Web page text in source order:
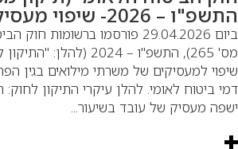
– 2026- שיפוי מעסיק בשיעור 20%
ביום 29.04.2026 פורסמו ברשומות
מס' 265), התשפ"ו – 2024
למעסיקים של משרתי מילואים בגין
ביטוח לאומי. להלן עיקרי התיקון לחוק:
מעסיק של עובד בשיעור...